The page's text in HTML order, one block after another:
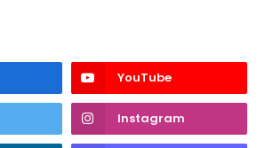
YouTube
Instagram